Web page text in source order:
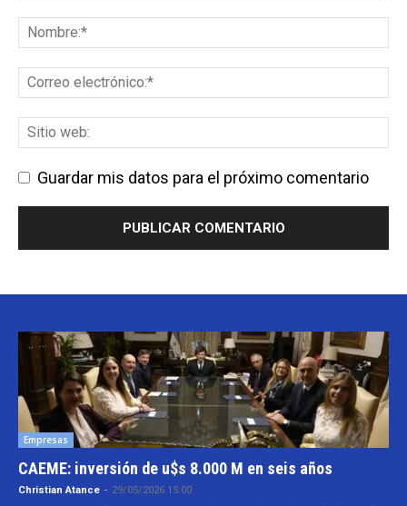
Guardar mis datos para el próximo comentario
Empresas
CAEME: inversión de u$s 8.000 M en seis años
Christian Atance - 29/05/2026 15:00